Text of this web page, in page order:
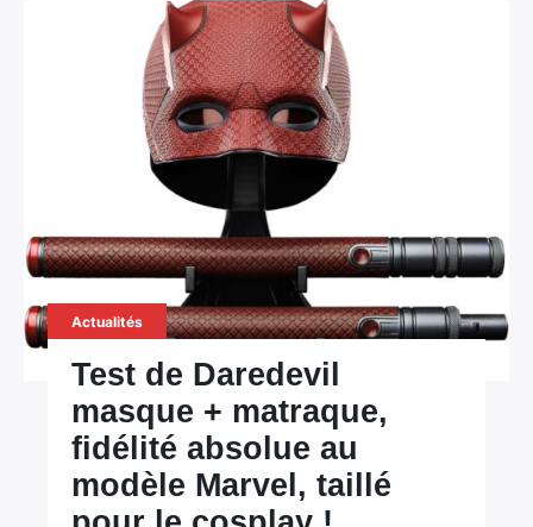
Actualités
Test de Daredevil
masque + matraque,
fidélité absolue au
modèle Marvel, taillé